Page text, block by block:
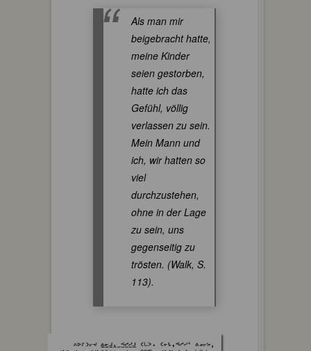
Als man mir
beigebracht hatte,
meine Kinder
seien gestorben,
hatte ich das
Gefühl, völlig
verlassen zu sein.
Mein Mann und
ich, wir hatten so
viel
durchzustehen,
ohne in der Lage
zu sein, uns
gegenseitig zu
trösten. (Walk, S.
113).